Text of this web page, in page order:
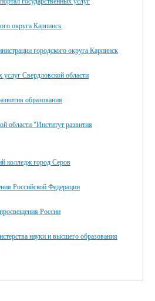
округа Карпинск
городского округа Карпинск
услуг Свердловской области
образования
"Институт развития
колледж город Серов
Российской Федерации
России
науки и высшего образования